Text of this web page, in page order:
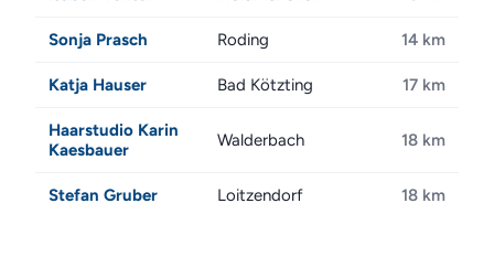
Sonja Prasch Roding 14 km
Katja Hauser Bad Kötzting 17 km
Haarstudio Karin
Kaesbauer
Walderbach 18 km
Stefan Gruber Loitzendorf 18 km